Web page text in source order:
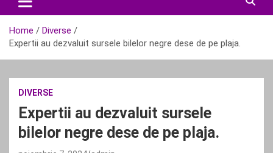
Home
Diverse
Expertii au dezvaluit sursele bilelor negre dese de pe plaja.
DIVERSE
Expertii au dezvaluit sursele
bilelor negre dese de pe plaja.